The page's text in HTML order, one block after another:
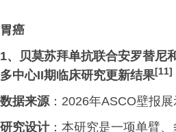
胃癌
1、
贝莫苏拜单抗联合安罗替尼
多中心II期临床研究更新结果[11]
数据来源：2026年ASCO壁报展
研究设计：本研究是一项单臂